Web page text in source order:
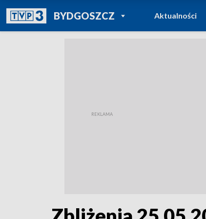
BYDGOSZCZPOWRÓT DO
TVP REGIONY
Aktualności